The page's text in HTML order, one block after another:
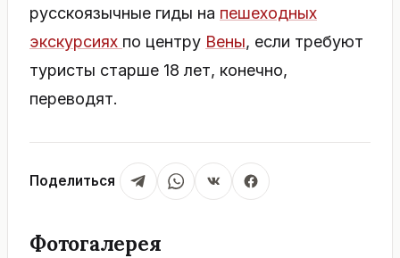
русскоязычные гиды на пешеходных
экскурсиях по центру Вены, если требуют
туристы старше 18 лет, конечно,
переводят.
Поделиться
Фотогалерея